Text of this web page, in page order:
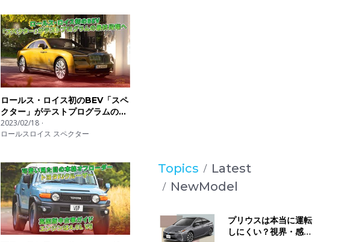
ロールス・ロイス初のBEV「スペ
クター」がテストプログラムの最
終段階へ | 車の話
2023/02/18
ロールスロイス スペクター
Topics
Latest
NewModel
プリウスは本当に運転
しにくい？視界・感